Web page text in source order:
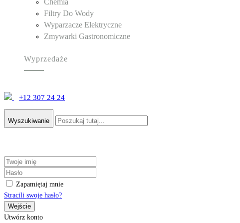
Chemia
Filtry Do Wody
Wyparzacze Elektryczne
Zmywarki Gastronomiczne
Wyprzedaże
+12 307 24 24
Wyszukiwanie
Zapamiętaj mnie
Stracili swoje hasło?
Utwórz konto